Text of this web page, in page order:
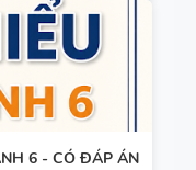
6 - CÓ ĐÁP ÁN